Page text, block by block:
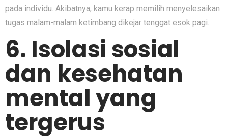
pada individu. Akibatnya, kamu kerap memilih menyelesaikan
tugas malam-malam ketimbang dikejar tenggat esok pagi.
6. Isolasi sosial
dan kesehatan
mental yang
tergerus